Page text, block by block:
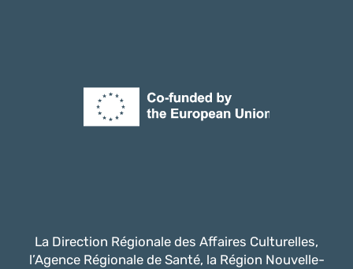
La Direction Régionale des Affaires Culturelles,
l’Agence Régionale de Santé, la Région Nouvelle-